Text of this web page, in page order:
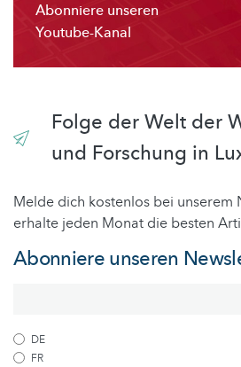
Abonniere unseren
Youtube-Kanal
Folge der Welt der
und Forschung in
Melde dich kostenlos bei unserem
erhalte jeden Monat die besten
Abonniere unseren
DE
FR